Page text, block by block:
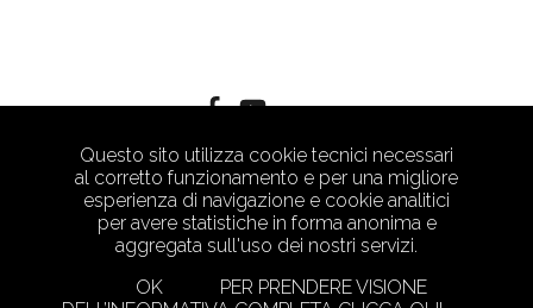
Questo sito utilizza cookie tecnici necessari
al corretto funzionamento e per una migliore
esperienza di navigazione e cookie analitici
per avere statistiche in forma anonima e
aggregata sull'uso dei nostri servizi.
OK
PER PRENDERE VISIONE